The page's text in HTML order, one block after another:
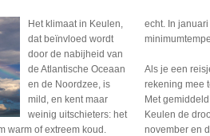
Het klimaat in Keulen,
dat beïnvloed wordt
door de nabijheid van
de Atlantische Oceaan
en de Noordzee, is
mild, en kent maar
weinig uitschieters: het
warm of extreem koud.
echt. In
Als je een
rekening mee
Met
Keulen de
november en